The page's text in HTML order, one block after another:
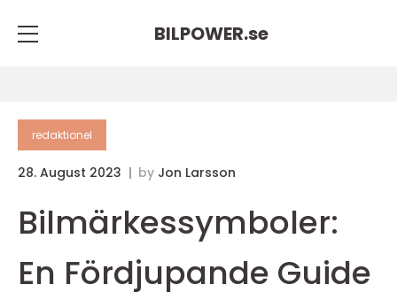
BILPOWER.se
redaktionel
28. August 2023 by Jon Larsson
Bilmärkessymboler:
En Fördjupande Guide